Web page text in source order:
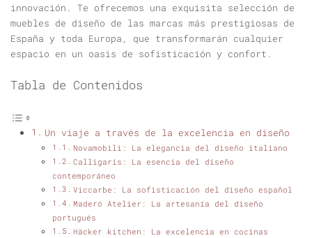
innovación. Te ofrecemos una exquisita selección de
muebles de diseño de las marcas más prestigiosas de
España y toda Europa, que transformarán cualquier
espacio en un oasis de sofisticación y confort.
Tabla de Contenidos
Un viaje a través de la excelencia en diseño
Novamobili: La elegancia del diseño italiano
Calligaris: La esencia del diseño
contemporáneo
Viccarbe: La sofisticación del diseño español
Maderó Atelier: La artesanía del diseño
portugués
Häcker kitchen: La excelencia en cocinas